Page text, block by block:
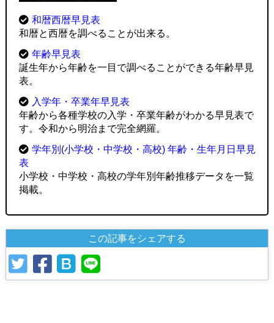
和暦西暦早見表
和暦と西暦を調べることが出来る。
年齢早見表
誕生年から年齢を一目で調べることができる年齢早見
表。
入学年・卒業年早見表
年齢から各種学校の入学・卒業年齢がわかる早見表で
す。令和から明治まで完全網羅。
学年別(小学校・中学校・高校) 年齢・生年月日早見
表
小学校・中学校・高校の学年別年齢推移データを一覧
掲載。
この記事をシェアする